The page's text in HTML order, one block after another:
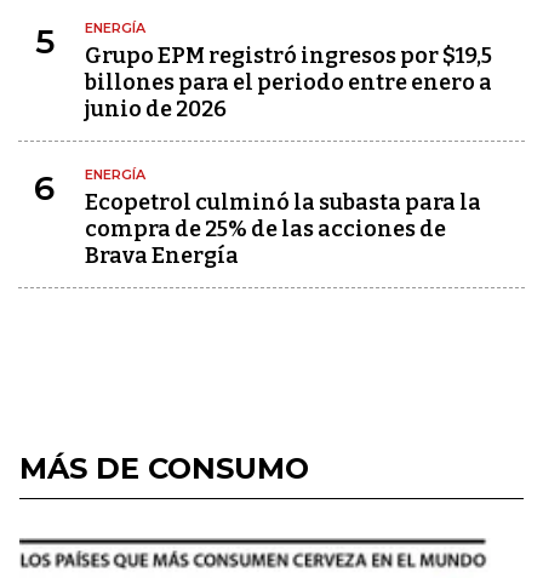
5 ENERGÍA
Grupo EPM registró ingresos por $19,5
billones para el periodo entre enero a
junio de 2026
6 ENERGÍA
Ecopetrol culminó la subasta para la
compra de 25% de las acciones de
Brava Energía
MÁS DE CONSUMO